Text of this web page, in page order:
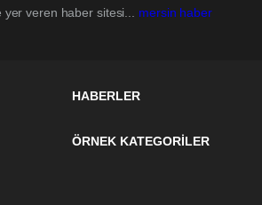
veren haber sitesi... mersin haber
HABERLER
ÖRNEK KATEGORİLER